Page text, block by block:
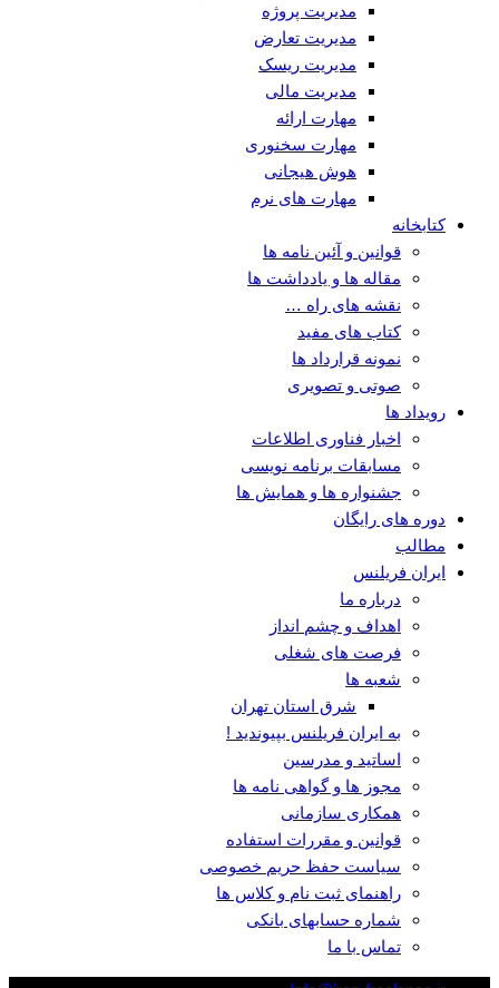
مدیریت پروژه
مدیریت تعارض
مدیریت ریسک
مدیریت مالی
مهارت ارائه
مهارت سخنوری
هوش هیجانی
مهارت های نرم
کتابخانه
قوانین و آئین نامه ها
مقاله ها و یادداشت ها
نقشه های راه …
کتاب های مفید
نمونه قرارداد ها
صوتی و تصویری
رویداد ها
اخبار فناوری اطلاعات
مسابقات برنامه نویسی
جشنواره ها و همایش ها
دوره های رایگان
مطالب
ایران فریلنس
درباره ما
اهداف و چشم انداز
فرصت های شغلی
شعبه ها
شرق استان تهران
به ایران فریلنس بپیوندید !
اساتید و مدرسین
مجوز ها و گواهی نامه ها
همکاری سازمانی
قوانین و مقررات استفاده
سیاست حفظ حریم خصوصی
راهنمای ثبت نام و کلاس ها
شماره حسابهای بانکی
تماس با ما